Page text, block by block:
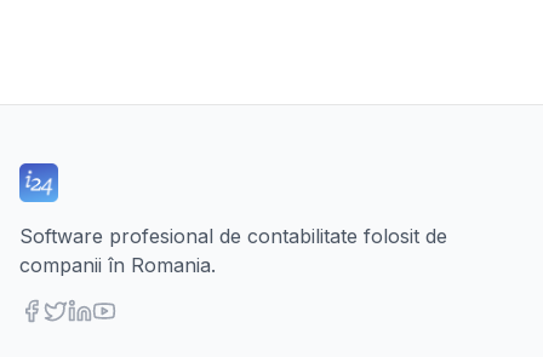
Software profesional de contabilitate folosit de
companii în Romania.